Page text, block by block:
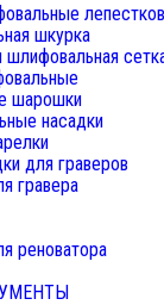
шкурка
шлифовальная
шарошки
насадки
для граверов
гравера
реноватора